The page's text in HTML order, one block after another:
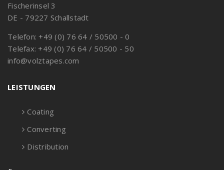
Fischerinsel 3
DE - 79227 Schallstadt
Telefon: +49 (0) 76 64 / 50500 - 0
Telefax: +49 (0) 76 64 / 50500 - 50
info@volztapes.com
LEISTUNGEN
Coating
Converting
Distribution